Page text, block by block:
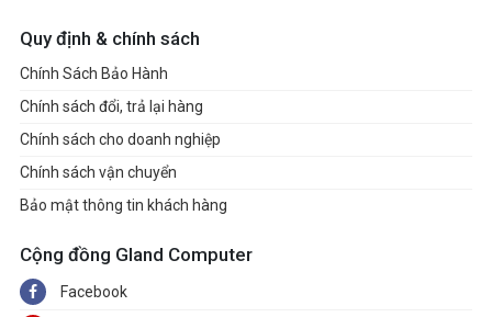
Quy định & chính sách
Chính Sách Bảo Hành
Chính sách đổi, trả lại hàng
Chính sách cho doanh nghiệp
Chính sách vận chuyển
Bảo mật thông tin khách hàng
Cộng đồng Gland Computer
Facebook